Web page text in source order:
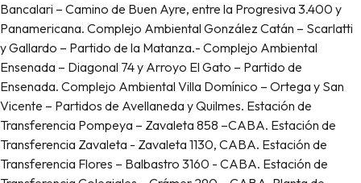
Bancalari – Camino de Buen Ayre, entre la Progresiva 3.400 y
Panamericana. Complejo Ambiental González Catán – Scarlatti
y Gallardo – Partido de la Matanza.- Complejo Ambiental
Ensenada – Diagonal 74 y Arroyo El Gato – Partido de
Ensenada. Complejo Ambiental Villa Domínico – Ortega y San
Vicente – Partidos de Avellaneda y Quilmes. Estación de
Transferencia Pompeya – Zavaleta 858 –CABA. Estación de
Transferencia Zavaleta - Zavaleta 1130, CABA. Estación de
Transferencia Flores – Balbastro 3160 - CABA. Estación de